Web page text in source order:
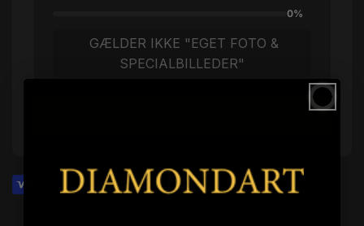
0%
GÆLDER IKKE "EGET FOTO &
SPECIALBILLEDER"